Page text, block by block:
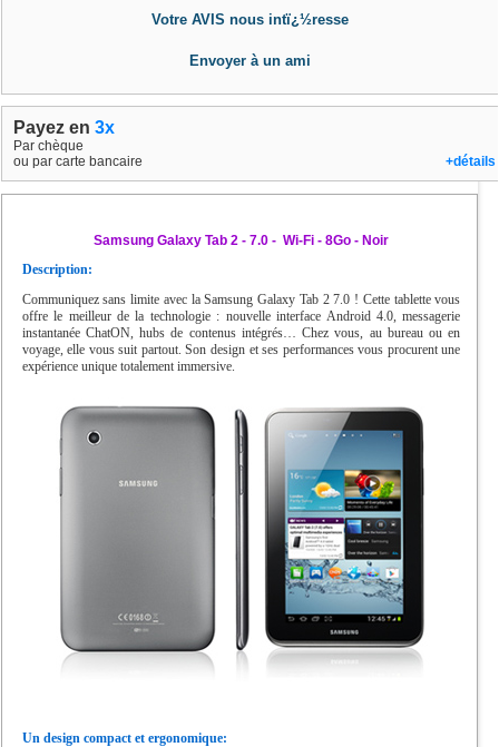
Votre AVIS nous intï¿½resse
Envoyer à un ami
Payez en 3x
Par chèque
ou par carte bancaire
+détails
Samsung Galaxy Tab 2 - 7.0 - Wi-Fi - 8Go - Noir
Description:
Communiquez sans limite avec la Samsung Galaxy Tab 2 7.0 ! Cette tablette vous
offre le meilleur de la technologie : nouvelle interface Android 4.0, messagerie
instantanée ChatON, hubs de contenus intégrés… Chez vous, au bureau ou en
voyage, elle vous suit partout. Son design et ses performances vous procurent une
expérience unique totalement immersive.
Un design compact et ergonomique: